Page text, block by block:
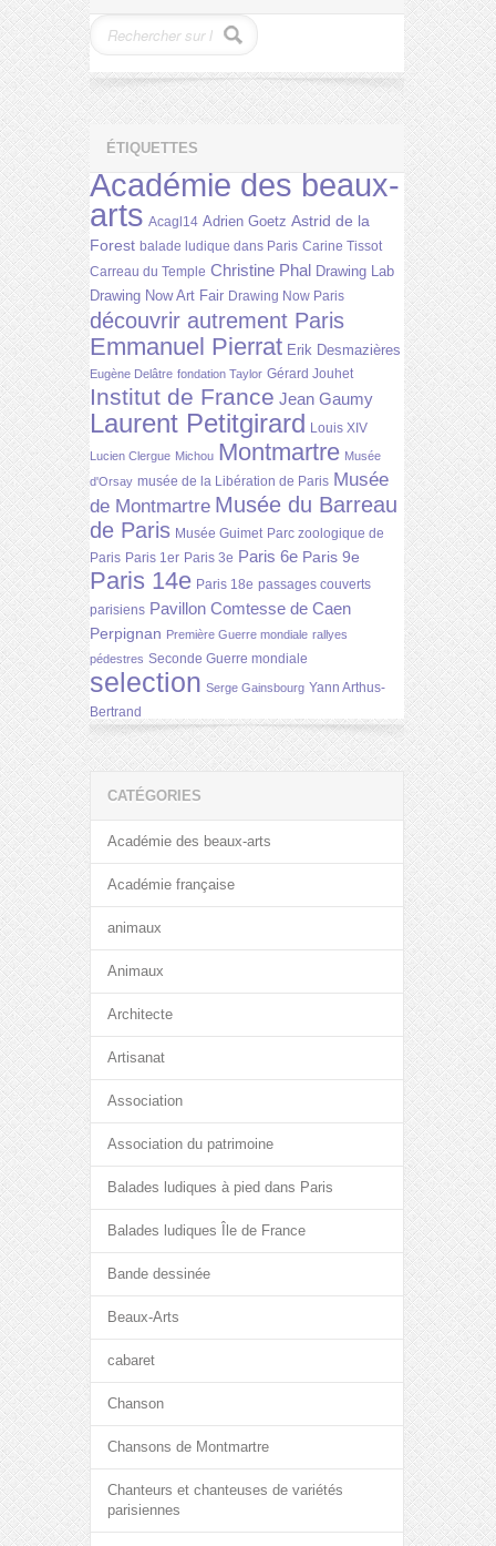
ÉTIQUETTES
Académie des beaux-
arts Acagl14 Adrien Goetz Astrid de la
Forest balade ludique dans Paris Carine Tissot
Carreau du Temple Christine Phal Drawing Lab
Drawing Now Art Fair Drawing Now Paris
découvrir autrement Paris
Emmanuel Pierrat Erik Desmazières
Eugène Delâtre fondation Taylor Gérard Jouhet
Institut de France Jean Gaumy
Laurent Petitgirard Louis XIV
Lucien Clergue Michou Montmartre Musée
d'Orsay musée de la Libération de Paris Musée
de Montmartre Musée du Barreau
de Paris Musée Guimet Parc zoologique de
Paris Paris 1er Paris 3e Paris 6e Paris 9e
Paris 14e Paris 18e passages couverts
parisiens Pavillon Comtesse de Caen
Perpignan Première Guerre mondiale rallyes
pédestres Seconde Guerre mondiale
selection Serge Gainsbourg Yann Arthus-
Bertrand
CATÉGORIES
Académie des beaux-arts
Académie française
animaux
Animaux
Architecte
Artisanat
Association
Association du patrimoine
Balades ludiques à pied dans Paris
Balades ludiques Île de France
Bande dessinée
Beaux-Arts
cabaret
Chanson
Chansons de Montmartre
Chanteurs et chanteuses de variétés
parisiennes